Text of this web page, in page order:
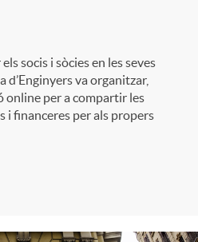
socis i sòcies en les seves
d’Enginyers va organitzar,
online per a compartir les
i financeres per als propers